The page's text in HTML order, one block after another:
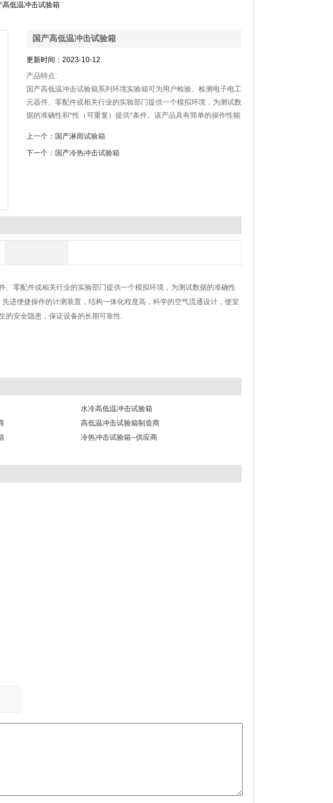
高低温冲击试验箱
国产高低温冲击试验箱
更新时间：2023-10-12
产品特点:
国产高低温冲击试验箱系列环境实验箱可为用户检验、检测电子电工
元器件、零配件或相关行业的实验部门提供一个模拟环境，为测试数
据的准确性和*性（可重复）提供*条件。该产品具有简单的操作性能
科学的空气流通设计，使室内温湿度均匀，避免任何死角；完备的安
全保护装置，避免了任何可能发生的安全隐患，保证设备的长期可靠
上一个： 国产淋雨试验箱
下一个： 国产冷热冲击试验箱
、零配件或相关行业的实验部门提供一个模拟环境，为测试数据的准确性
进便捷操作的计测装置，结构一体化程度高，科学的空气流通设计，使室
的安全隐患，保证设备的长期可靠性.
水冷高低温冲击试验箱
高低温冲击试验箱制造商
冷热冲击试验箱--供应商